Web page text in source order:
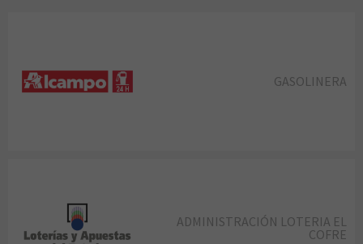
GASOLINERA
ADMINISTRACIÓN LOTERIA EL
COFRE